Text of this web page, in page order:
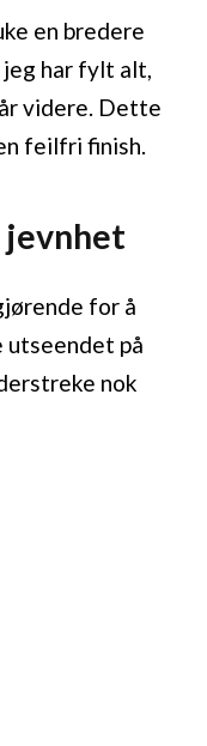
en bredere
jeg har fylt alt,
videre. Dette
feilfri finish.
jevnhet
for å
utseendet på
nok